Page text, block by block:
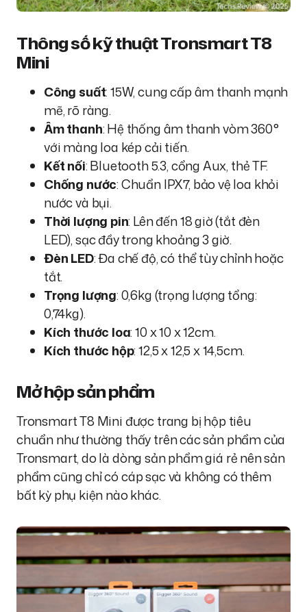
Thông số kỹ thuật Tronsmart T8
Mini
Công suất: 15W, cung cấp âm thanh mạnh
mẽ, rõ ràng.
Âm thanh: Hệ thống âm thanh vòm 360°
với màng loa kép cải tiến.
Kết nối: Bluetooth 5.3, cổng Aux, thẻ TF.
Chống nước: Chuẩn IPX7, bảo vệ loa khỏi
nước và bụi.
Thời lượng pin: Lên đến 18 giờ (tắt đèn
LED), sạc đầy trong khoảng 3 giờ.
Đèn LED: Đa chế độ, có thể tùy chỉnh hoặc
tắt.
Trọng lượng: 0,6kg (trọng lượng tổng:
0,74kg).
Kích thước loa: 10 x 10 x 12cm.
Kích thước hộp: 12,5 x 12,5 x 14,5cm.
Mở hộp sản phẩm
Tronsmart T8 Mini được trang bị hộp tiêu
chuẩn như thường thấy trên các sản phẩm của
Tronsmart, do là dòng sản phẩm giá rẻ nên sản
phẩm cũng chỉ có cáp sạc và không có thêm
bất kỳ phụ kiện nào khác.